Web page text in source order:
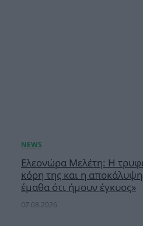
Ελεονώρα Μελέτη: Η
κόρη της και η
έμαθα ότι ήμουν έγκυος»
07.08.2026